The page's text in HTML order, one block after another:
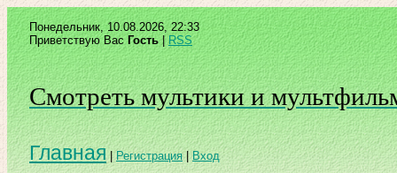
Понедельник, 10.08.2026, 22:33
Приветствую Вас Гость| RSS
Смотреть мультики и
Главная |Регистрация| Вход